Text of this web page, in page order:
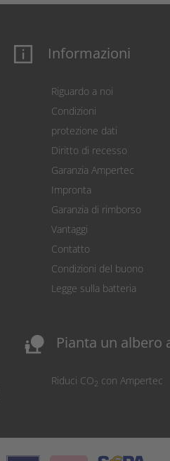
Informazioni
Riguardo a noi
Condizioni
protezione dati
Diritto di recesso
Garanzia Ampertec
Impronta
Garanzia di rimborso
Vantaggi
Contatto
Condizioni del buono
Legge sulla batteria
nature_people Pianta un albero
Riduci CO2 con Ampertec